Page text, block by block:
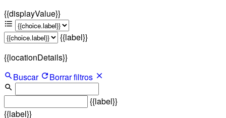
{{displayValue}}
{{label}}
{{locationDetails}}
Buscar
Borrar filtros
{{label}}
{{label}}